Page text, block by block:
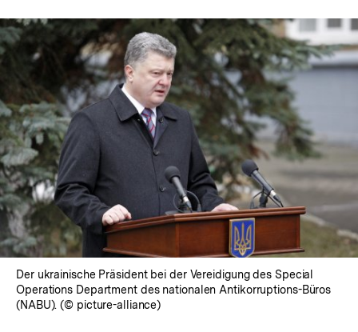
Der ukrainische Präsident bei der Vereidigung des Special
Operations Department des nationalen Antikorruptions-Büros
(NABU). (© picture-alliance)